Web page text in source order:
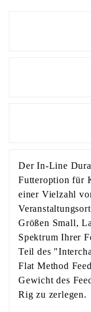
Der In-Line
Futteroption für
einer Vielzahl
Größen Small,
Spektrum Ihrer
Teil des
Flat Method
Gewicht des
Rig zu zerlegen.